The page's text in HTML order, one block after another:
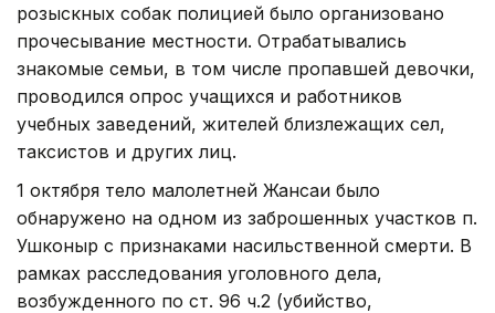
розыскных собак полицией было организовано
прочесывание местности. Отрабатывались
знакомые семьи, в том числе пропавшей девочки,
проводился опрос учащихся и работников
учебных заведений, жителей близлежащих сел,
таксистов и других лиц.
1 октября тело малолетней Жансаи было
обнаружено на одном из заброшенных участков п.
Ушконыр с признаками насильственной смерти. В
рамках расследования уголовного дела,
возбужденного по ст. 96 ч.2 (убийство,